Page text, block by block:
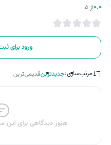
0.0از 5
ورود برای
مرتب‌سازی:جدیدترینقدیمی‌ترین
هنوز دیدگاهی برای